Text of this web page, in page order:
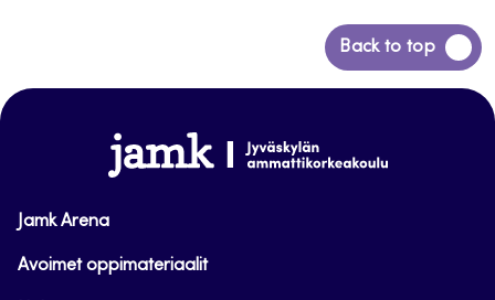
Back to top
Siirry
takaisin
www.jamk.fi
Jamk Arena
Avoimet oppimateriaalit